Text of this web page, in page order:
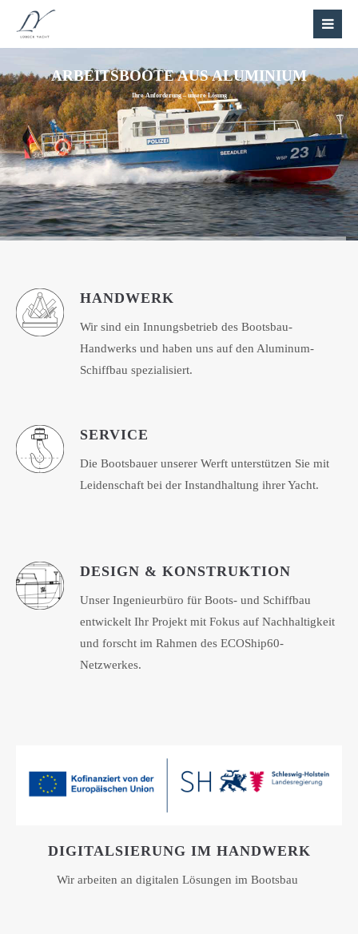
ARBEITSBOOTE AUS ALUMINIUM
Ihre Anforderung – unsere Lösung
HANDWERK
Wir sind ein Innungsbetrieb des Bootsbau-
Handwerks und haben uns auf den Aluminum-
Schiffbau spezialisiert.
SERVICE
Die Bootsbauer unserer Werft unterstützen Sie mit
Leidenschaft bei der Instandhaltung ihrer Yacht.
DESIGN & KONSTRUKTION
Unser Ingenieurbüro für Boots- und Schiffbau
entwickelt Ihr Projekt mit Fokus auf Nachhaltigkeit
und forscht im Rahmen des ECOShip60-
Netzwerkes.
DIGITALSIERUNG IM HANDWERK
Wir arbeiten an digitalen Lösungen im Bootsbau